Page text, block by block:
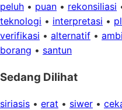
peluh • puan • rekonsiliasi
teknologi • interpretasi •
verifikasi • alternatif •
borang • santun
Sedang Dilihat
siriasis • erat • siwer •